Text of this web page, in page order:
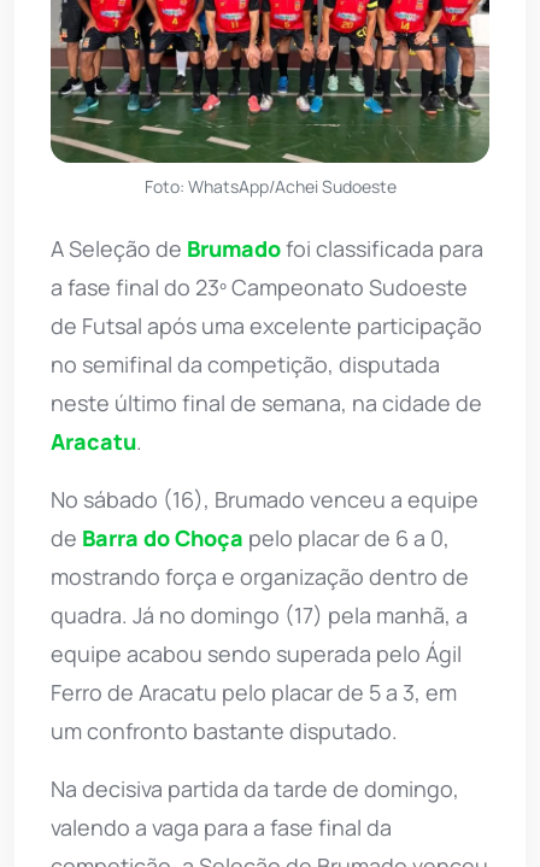
Foto: WhatsApp/Achei Sudoeste
A Seleção de Brumadofoi classificada para
a fase final do 23º Campeonato Sudoeste
de Futsal após uma excelente participação
no semifinal da competição, disputada
neste último final de semana, na cidade de
Aracatu.
No sábado (16), Brumado venceu a equipe
de Barra do Choça pelo placar de 6 a 0,
mostrando força e organização dentro de
quadra. Já no domingo (17) pela manhã, a
equipe acabou sendo superada pelo Ágil
Ferro de Aracatu pelo placar de 5 a 3, em
um confronto bastante disputado.
Na decisiva partida da tarde de domingo,
valendo a vaga para a fase final da